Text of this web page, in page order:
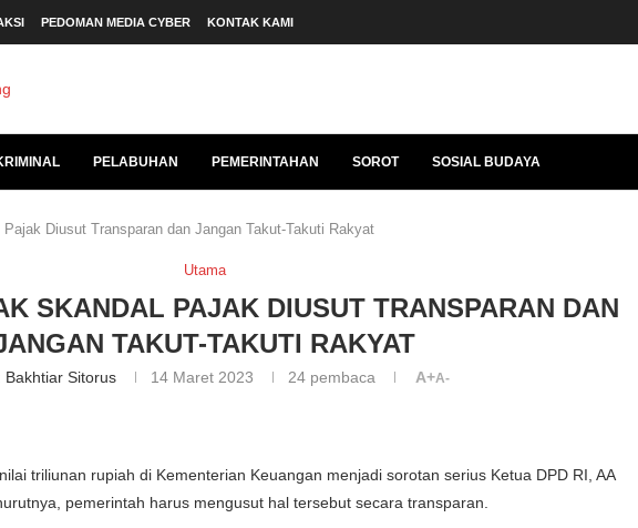
PEDOMAN MEDIA CYBER KONTAK KAMI
PELABUHAN PEMERINTAHAN SOROT SOSIAL BUDAYA
Diusut Transparan dan Jangan Takut-Takuti Rakyat
Utama
SKANDAL PAJAK DIUSUT TRANSPARAN DAN
TAKUT-TAKUTI RAKYAT
Bakhtiar Sitorus 14 Maret 2023 24 pembaca A+A-
triliunan rupiah di Kementerian Keuangan menjadi sorotan serius Ketua DPD RI, AA
pemerintah harus mengusut hal tersebut secara transparan.